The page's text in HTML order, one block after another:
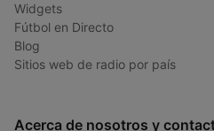
Widgets
Fútbol en Directo
Blog
Sitios web de radio por país
Acerca de nosotros y